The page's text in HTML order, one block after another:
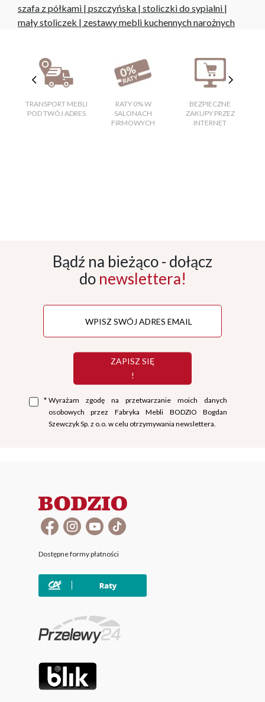
szafa z półkami | pszczyńska | stoliczki do sypialni |
mały stoliczek | zestawy mebli kuchennych narożnych
TRANSPORT MEBLI
POD TWÓJ ADRES
RATY 0% W
SALONACH
FIRMOWYCH
BEZPIECZNE
ZAKUPY PRZEZ
INTERNET
Bądź na bieżąco - dołącz
do newslettera!
ZAPISZ SIĘ
!
* Wyrażam zgodę na przetwarzanie moich danych
osobowych przez Fabryka Mebli BODZIO Bogdan
Szewczyk Sp. z o.o. w celu otrzymywania newslettera.
Dostępne formy płatności